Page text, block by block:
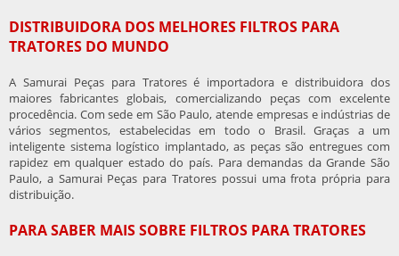
DISTRIBUIDORA DOS MELHORES FILTROS PARA
TRATORES DO MUNDO
A Samurai Peças para Tratores é importadora e distribuidora dos
maiores fabricantes globais, comercializando peças com excelente
procedência. Com sede em São Paulo, atende empresas e indústrias de
vários segmentos, estabelecidas em todo o Brasil. Graças a um
inteligente sistema logístico implantado, as peças são entregues com
rapidez em qualquer estado do país. Para demandas da Grande São
Paulo, a Samurai Peças para Tratores possui uma frota própria para
distribuição.
PARA SABER MAIS SOBRE FILTROS PARA TRATORES